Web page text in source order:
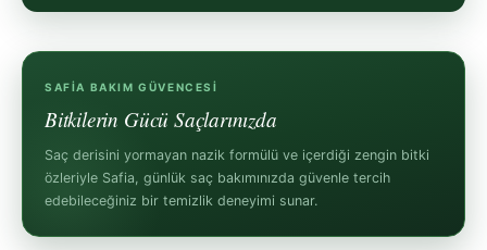
SAFIA BAKIM GÜVENCESI
Bitkilerin Gücü Saçlarınızda
Saç derisini yormayan nazik formülü ve içerdiği zengin bitki
özleriyle Safia, günlük saç bakımınızda güvenle tercih
edebileceğiniz bir temizlik deneyimi sunar.